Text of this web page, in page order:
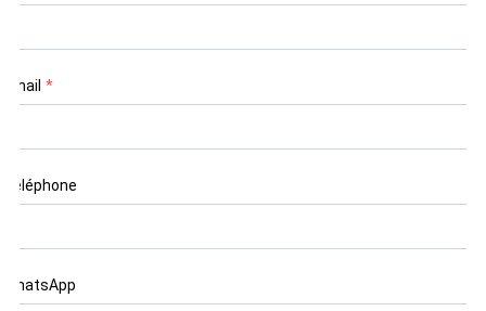
Email *
Téléphone
WhatsApp